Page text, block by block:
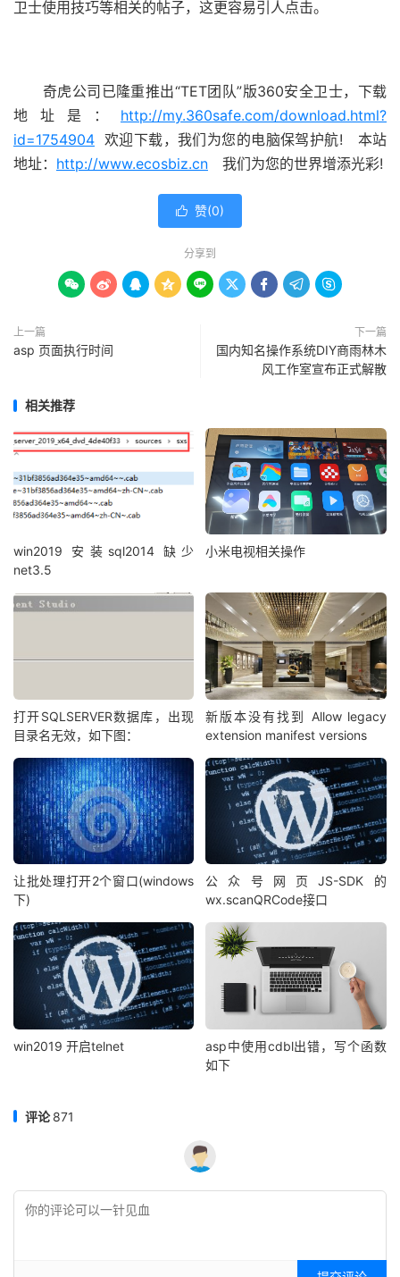
卫士使用技巧等相关的帖子，这更容易引人点击。
奇虎公司已隆重推出“TET团队”版360安全卫士，下载
地址是： http://my.360safe.com/download.html?
id=1754904 欢迎下载，我们为您的电脑保驾护航! 本站
地址： http://www.ecosbiz.cn 我们为您的世界增添光彩!
 赞(0)
分享到
        
上一篇
asp 页面执行时间
下一篇
国内知名操作系统DIY商雨林木
风工作室宣布正式解散
相关推荐
win2019 安装sql2014 缺少
net3.5
小米电视相关操作
打开SQLSERVER数据库，出现
目录名无效，如下图：
新版本没有找到 Allow legacy
extension manifest versions
让批处理打开2个窗口(windows
下)
公众号网页JS-SDK的
wx.scanQRCode接口
win2019 开启telnet
asp中使用cdbl出错，写个函数
如下
评论871